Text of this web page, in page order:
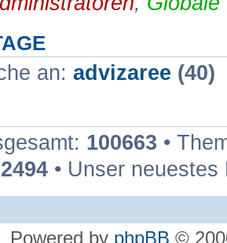
an: advizaree (40)
100663 •
2494 • Unser
Powered by phpBB ©